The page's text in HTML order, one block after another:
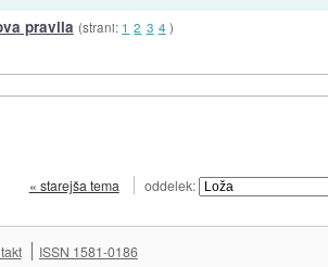
pravila (strani: 1 2 3 4 )
« starejša tema oddelek:
ISSN 1581-0186